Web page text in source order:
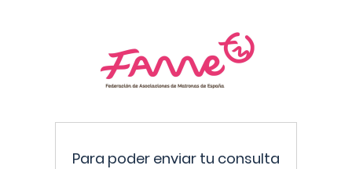
Para poder enviar tu consulta